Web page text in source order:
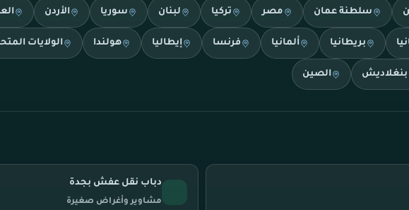
سلطنة عمان مصر تركيا لبنان سوريا الأردن
بريطانيا ألمانيا فرنسا إيطاليا هولندا الولايات
بنغلاديش الصين
دباب نقل عفش بجدة
مشاوير وأغراض صغيرة